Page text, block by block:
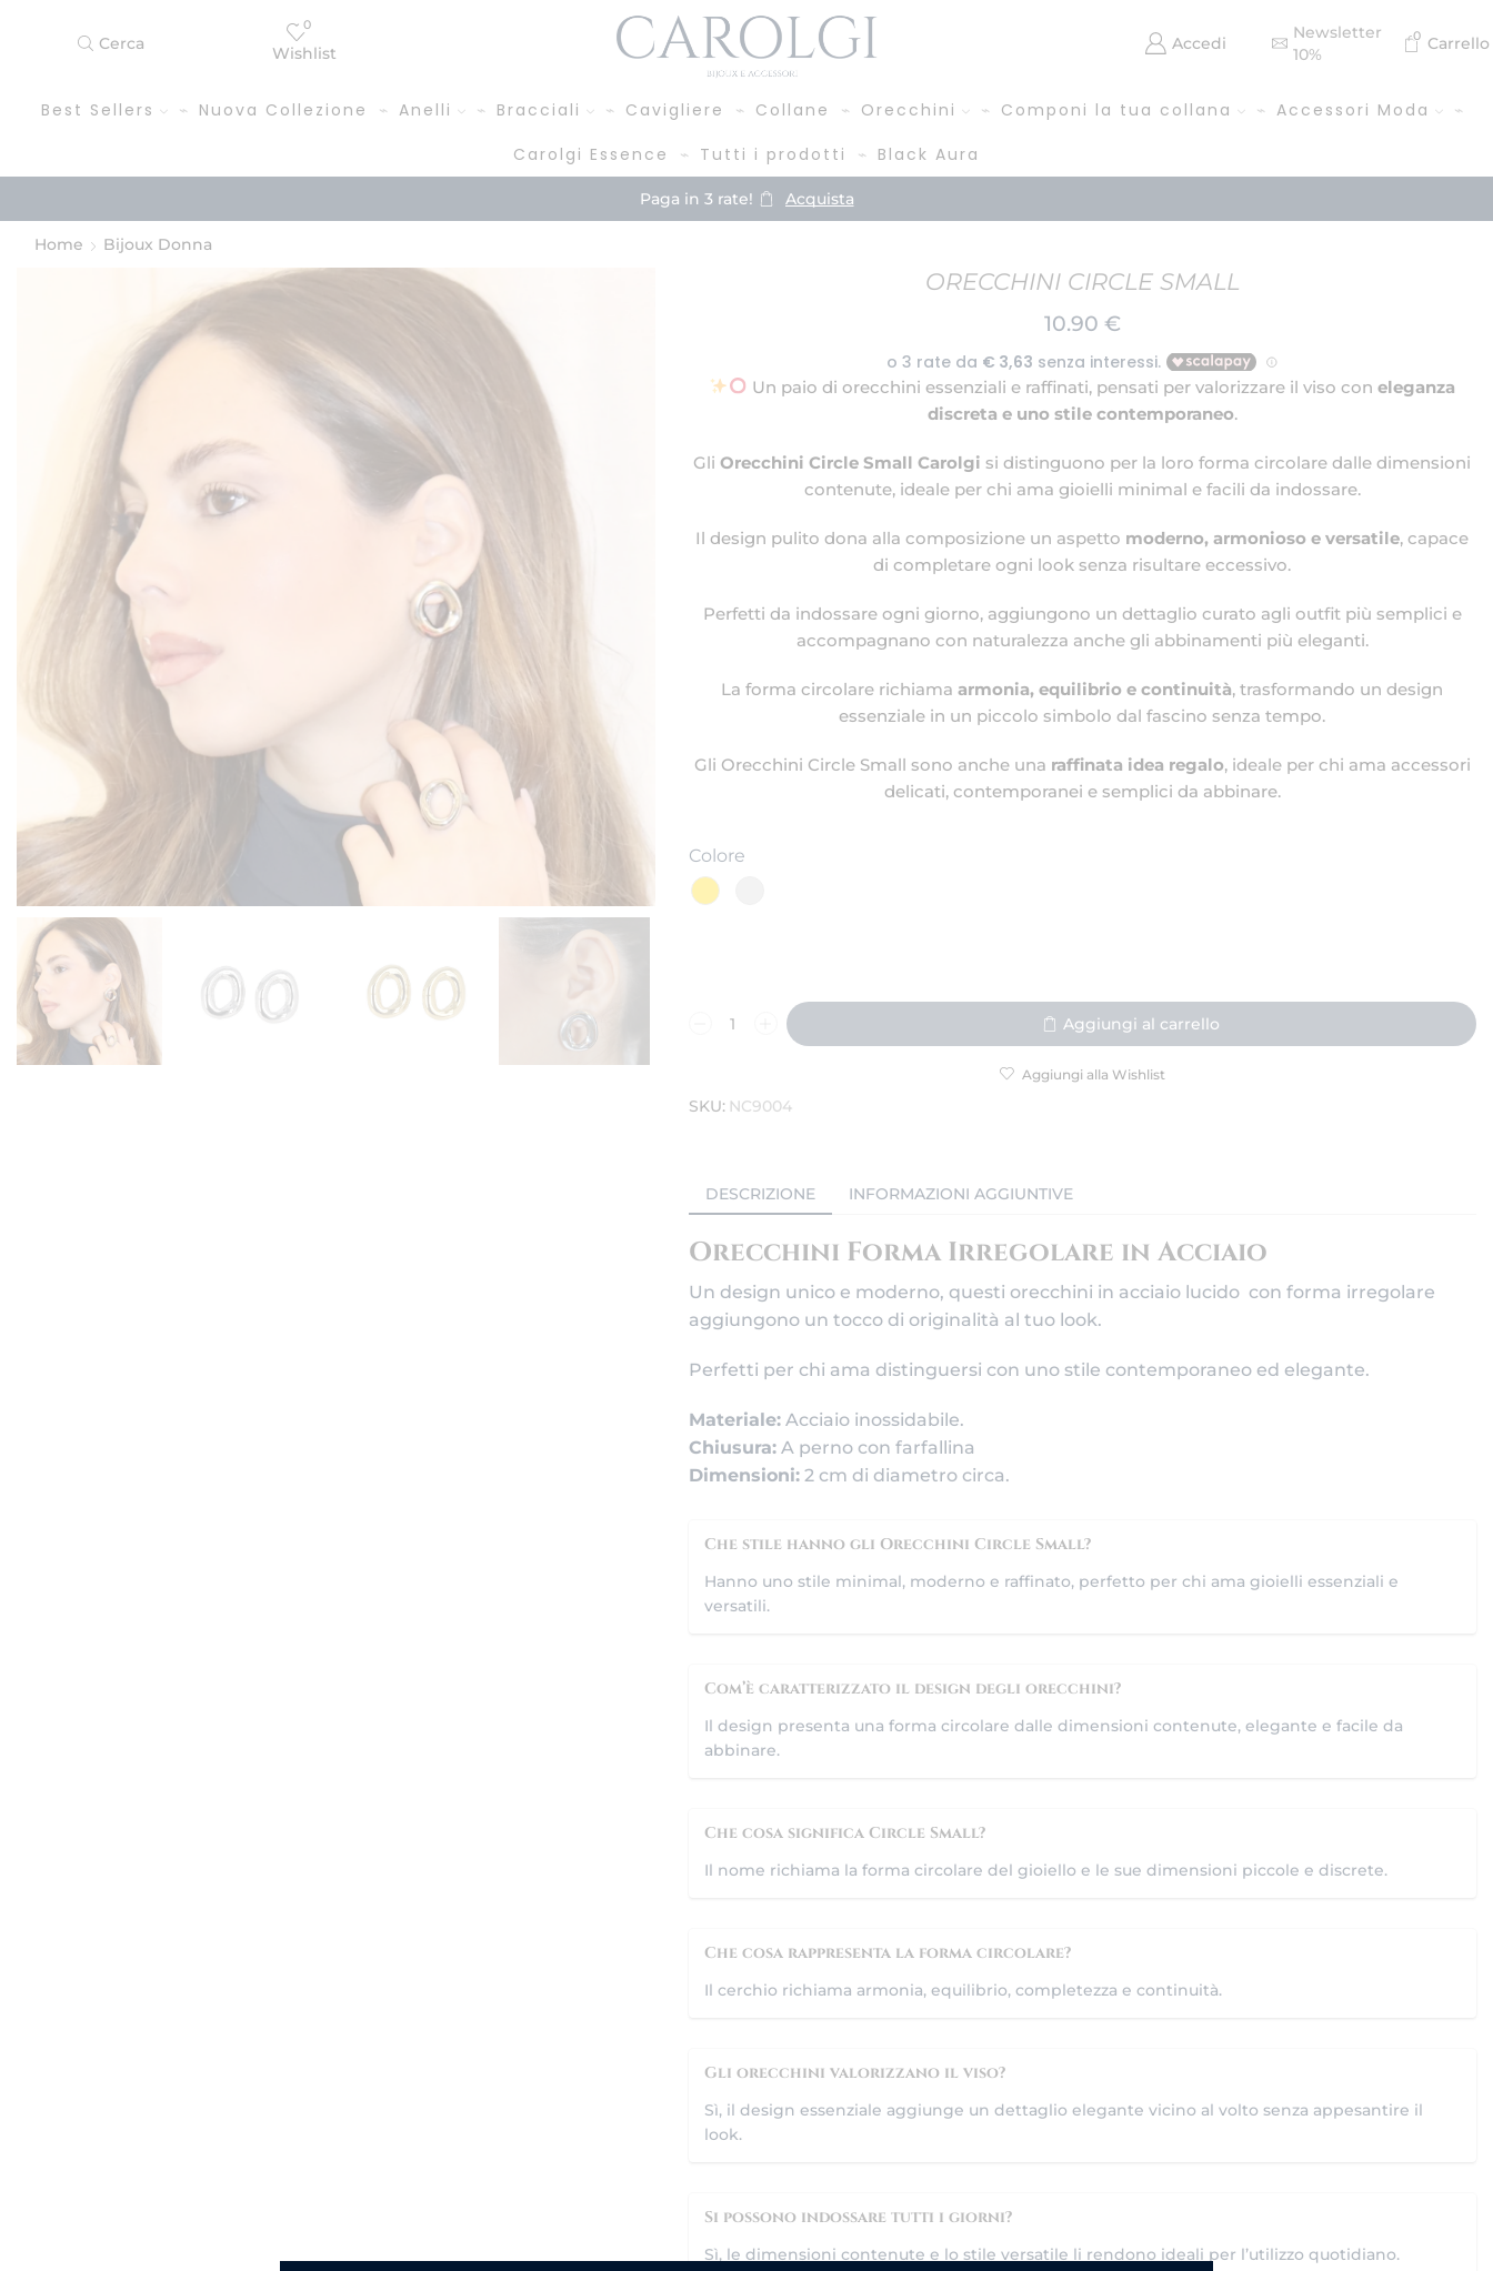
Cerca
0
Wishlist
Accedi
Newsletter
10%
0 Carrello
Best Sellers Nuova Collezione Anelli Bracciali Cavigliere Collane Orecchini Componi la tua collana
Accessori Moda
Carolgi Essence
Tutti i prodotti Black Aura
Paga in 3 rate! Acquista
Home Bijoux Donna
ORECCHINI CIRCLE SMALL
10.90 €
Un paio di orecchini essenziali e raffinati, pensati per valorizzare il viso coneleganza
discreta e uno stile contemporaneo.
GliOrecchini Circle Small Carolgi si distinguono per la loro forma circolare dalle dimensioni
contenute, ideale per chi ama gioielli minimal e facili da indossare.
Il design pulito dona alla composizione un aspetto moderno, armonioso e versatile, capace
di completare ogni look senza risultare eccessivo.
Perfetti da indossare ogni giorno, aggiungono un dettaglio curato agli outfit più semplici e
accompagnano con naturalezza anche gli abbinamenti più eleganti.
La forma circolare richiamaarmonia, equilibrio e continuità, trasformando un design
essenziale in un piccolo simbolo dal fascino senza tempo.
Gli Orecchini Circle Small sono anche una raffinata idea regalo, ideale per chi ama accessori
delicati, contemporanei e semplici da abbinare.
Colore
Aggiungi al carrello
Aggiungi alla Wishlist
SKU: NC9004
DESCRIZIONE INFORMAZIONI AGGIUNTIVE
Orecchini Forma Irregolare in Acciaio
Un design unico e moderno, questi orecchini in acciaio lucido con forma irregolare
aggiungono un tocco di originalità al tuo look.
Perfetti per chi ama distinguersi con uno stile contemporaneo ed elegante.
Materiale:Acciaio inossidabile.
Chiusura:A perno con farfallina
Dimensioni:2 cm di diametro circa.
Che stile hanno gli Orecchini Circle Small?
Hanno uno stile minimal, moderno e raffinato, perfetto per chi ama gioielli essenziali e
versatili.
Com’è caratterizzato il design degli orecchini?
Il design presenta una forma circolare dalle dimensioni contenute, elegante e facile da
abbinare.
Che cosa significa Circle Small?
Il nome richiama la forma circolare del gioiello e le sue dimensioni piccole e discrete.
Che cosa rappresenta la forma circolare?
Il cerchio richiama armonia, equilibrio, completezza e continuità.
Gli orecchini valorizzano il viso?
Sì, il design essenziale aggiunge un dettaglio elegante vicino al volto senza appesantire il
look.
Si possono indossare tutti i giorni?
Sì, le dimensioni contenute e lo stile versatile li rendono ideali per l’utilizzo quotidiano.